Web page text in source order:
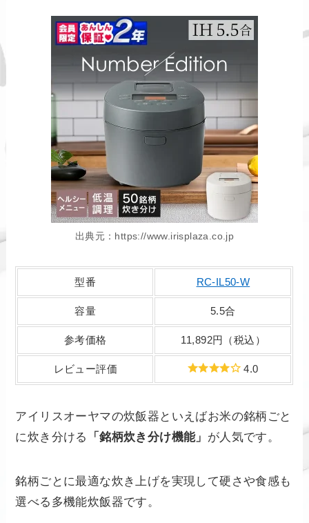
出典元：https://www.irisplaza.co.jp
型番 RC-IL50-W
容量 5.5合
参考価格 11,892円（税込）
レビュー評価 4.0
アイリスオーヤマの炊飯器といえばお米の銘柄ごと
に炊き分ける
「銘柄炊き分け機能」 が人気です。
銘柄ごとに最適な炊き上げを実現して硬さや食感も
選べる多機能炊飯器です。